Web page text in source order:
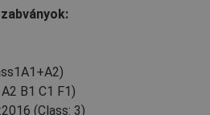
B1 C1 F1)
(Class: 3)